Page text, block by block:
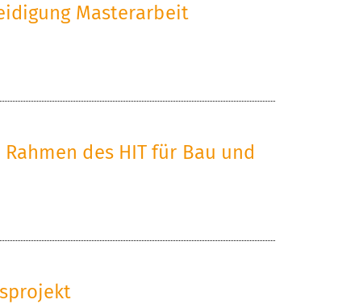
Masterarbeit
des HIT für Bau und